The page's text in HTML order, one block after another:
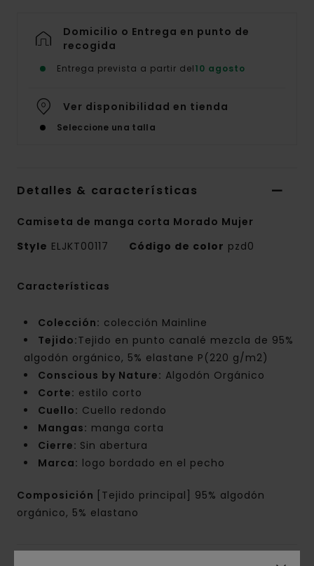
Domicilio o Entrega en punto de
recogida
Entrega prevista a partir del10 agosto
Ver disponibilidad en tienda
Seleccione una talla
Detalles & características
Camiseta de manga corta Morado Mujer
Style ELJKT00117 Código de color pzd0
Características
Colección: colección Mainline
Tejido:Tejido en punto canalé mezcla de 95%
algodón orgánico, 5% elastane P(220 g/m2)
Conscious by Nature: Algodón Orgánico
Corte: estilo corto
Cuello: Cuello redondo
Mangas: manga corta
Cierre: Sin abertura
Marca: logo bordado en el pecho
Composición [Tejido principal] 95% algodón
orgánico, 5% elastano